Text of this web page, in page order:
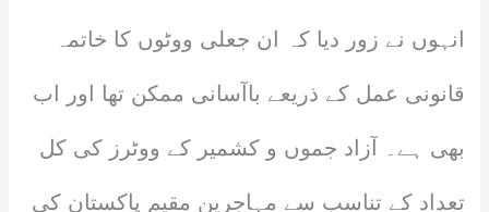
انہوں نے زور دیا کہ ان جعلی ووٹوں کا خاتمہ
قانونی عمل کے ذریعے باآسانی ممکن تھا اور اب
بھی ہے۔ آزاد جموں و کشمیر کے ووٹرز کی کل
تعداد کے تناسب سے مہاجرین مقیم پاکستان کی